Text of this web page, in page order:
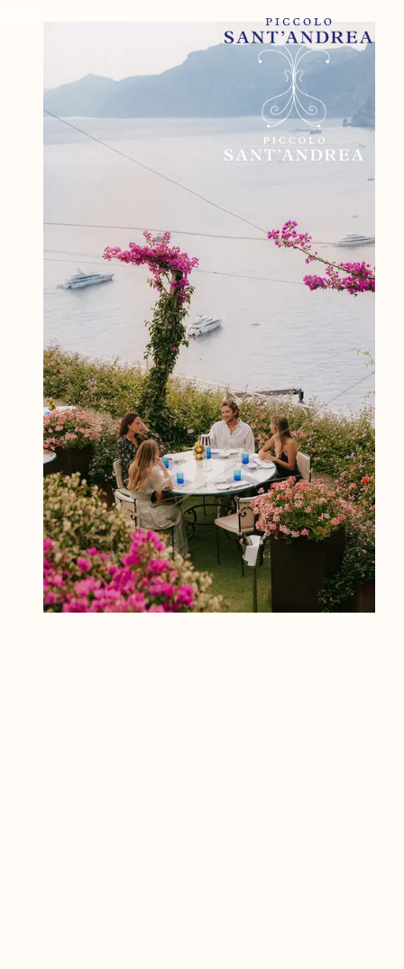
IL PICCOLO
CAMERE & SUITES
DINING & DRINKS
WELLNESS & FITNESS
ESPERIENZE